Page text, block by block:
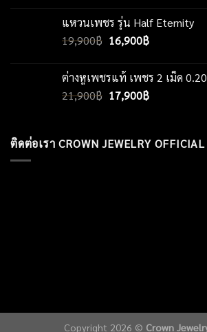
was:
3,590฿.2,490฿.
แหวนเพชร รุ่น Half Eternity
19,900฿ Original
was:
19,900฿.
16,900฿Current
16,900฿.
ต่างหูเพชรแท้ เพชร 2 เม็ด
21,900฿ Original
21,900฿.
17,900฿Current
17,900฿.
ติดต่อเรา CROWN JEWELRY OFFICIAL
Copyright 2026 © Crown